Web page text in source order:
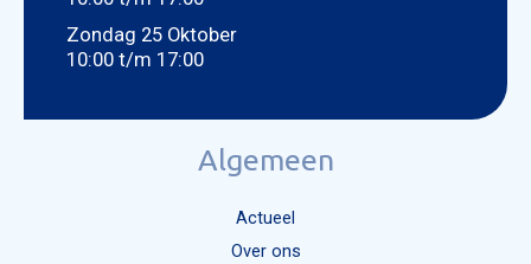
Zondag 25 Oktober
10:00 t/m 17:00
Algemeen
Actueel
Over ons